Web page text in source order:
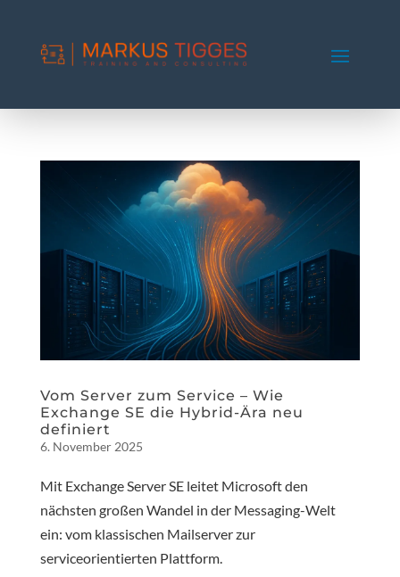
Vom Server zum Service – Wie
Exchange SE die Hybrid-Ära neu
definiert
6. November 2025
Mit Exchange Server SE leitet Microsoft den
nächsten großen Wandel in der Messaging-Welt
ein: vom klassischen Mailserver zur
serviceorientierten Plattform.